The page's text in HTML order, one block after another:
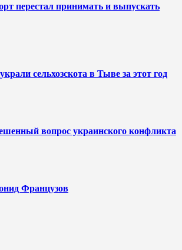
перестал принимать и выпускать
сельхозскота в Тыве за этот год
вопрос украинского конфликта
Французов